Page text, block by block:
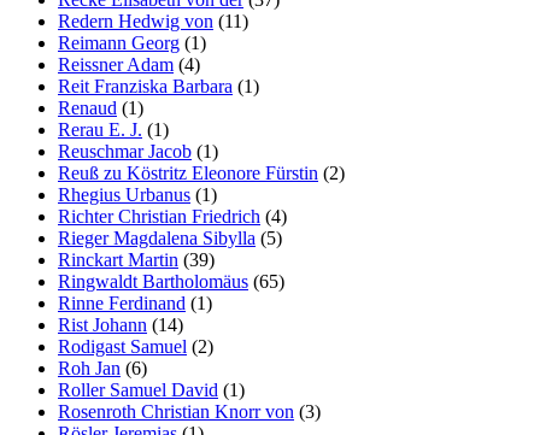
Redern Hedwig von (11)
Reimann Georg (1)
Reissner Adam (4)
Reit Franziska Barbara (1)
Renaud (1)
Rerau E. J. (1)
Reuschmar Jacob (1)
Reuß zu Köstritz Eleonore Fürstin (2)
Rhegius Urbanus (1)
Richter Christian Friedrich (4)
Rieger Magdalena Sibylla (5)
Rinckart Martin (39)
Ringwaldt Bartholomäus (65)
Rinne Ferdinand (1)
Rist Johann (14)
Rodigast Samuel (2)
Roh Jan (6)
Roller Samuel David (1)
Rosenroth Christian Knorr von (3)